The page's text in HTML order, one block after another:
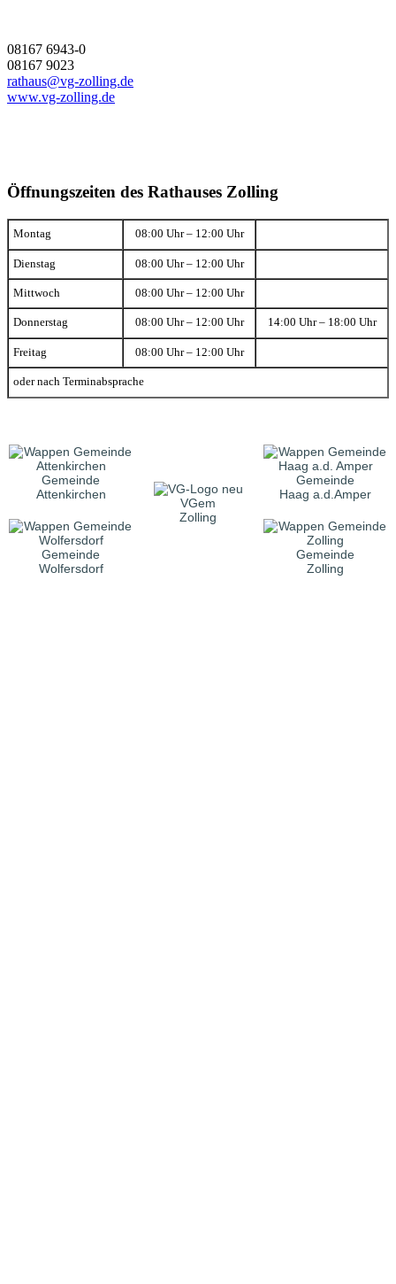
08167 6943-0
08167 9023
rathaus@vg-zolling.de
www.vg-zolling.de
Öffnungszeiten des Rathauses Zolling
Montag 08:00 Uhr – 12:00 Uhr
Dienstag 08:00 Uhr – 12:00 Uhr
Mittwoch 08:00 Uhr – 12:00 Uhr
Donnerstag 08:00 Uhr – 12:00 Uhr 14:00 Uhr – 18:00 Uhr
Freitag 08:00 Uhr – 12:00 Uhr
oder nach Terminabsprache
Gemeinde
Attenkirchen
VGem
Zolling
Gemeinde
Haag a.d.Amper
Gemeinde
Wolfersdorf
Gemeinde
Zolling